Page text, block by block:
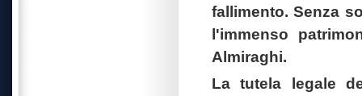
fallimento. Senza
l'immenso
Almiraghi.
La tutela legale